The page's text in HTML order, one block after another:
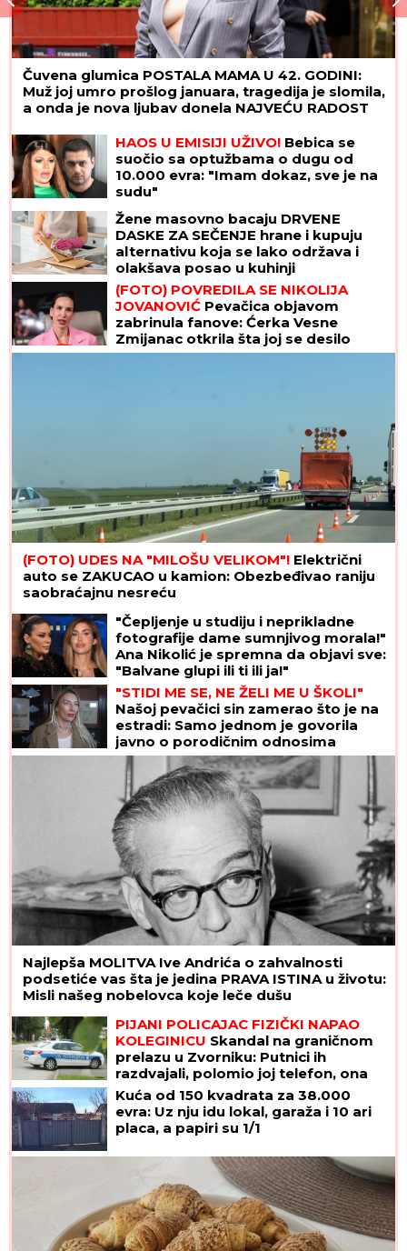
Čuvena glumica POSTALA MAMA U 42. GODINI:
Muž joj umro prošlog januara, tragedija je slomila,
a onda je nova ljubav donela NAJVEĆU RADOST
HAOS U EMISIJI UŽIVO! Bebica se
suočio sa optužbama o dugu od
10.000 evra: "Imam dokaz, sve je na
sudu"
Žene masovno bacaju DRVENE
DASKE ZA SEČENJE hrane i kupuju
alternativu koja se lako održava i
olakšava posao u kuhinji
(FOTO) POVREDILA SE NIKOLIJA
JOVANOVIĆ Pevačica objavom
zabrinula fanove: Ćerka Vesne
Zmijanac otkrila šta joj se desilo
(FOTO) UDES NA "MILOŠU VELIKOM"! Električni
auto se ZAKUCAO u kamion: Obezbeđivao raniju
saobraćajnu nesreću
"Čepljenje u studiju i neprikladne
fotografije dame sumnjivog morala!"
Ana Nikolić je spremna da objavi sve:
"Balvane glupi ili ti ili ja!"
"STIDI ME SE, NE ŽELI ME U ŠKOLI"
Našoj pevačici sin zamerao što je na
estradi: Samo jednom je govorila
javno o porodičnim odnosima
Najlepša MOLITVA Ive Andrića o zahvalnosti
podsetiće vas šta je jedina PRAVA ISTINA u životu:
Misli našeg nobelovca koje leče dušu
PIJANI POLICAJAC FIZIČKI NAPAO
KOLEGINICU Skandal na graničnom
prelazu u Zvorniku: Putnici ih
razdvajali, polomio joj telefon, ona
završila u bolnici!
Kuća od 150 kvadrata za 38.000
evra: Uz nju idu lokal, garaža i 10 ari
placa, a papiri su 1/1